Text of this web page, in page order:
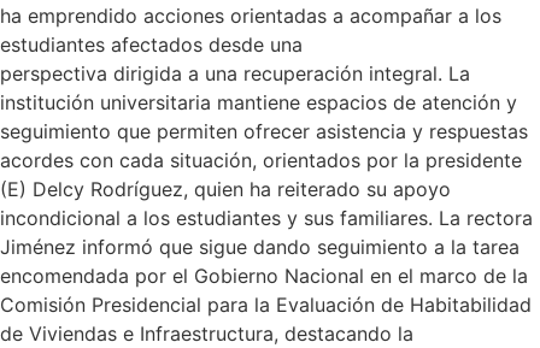
ha emprendido acciones orientadas a acompañar a los
estudiantes afectados desde una
perspectiva dirigida a una recuperación integral. La
institución universitaria mantiene espacios de atención y
seguimiento que permiten ofrecer asistencia y respuestas
acordes con cada situación, orientados por la presidente
(E) Delcy Rodríguez, quien ha reiterado su apoyo
incondicional a los estudiantes y sus familiares. La rectora
Jiménez informó que sigue dando seguimiento a la tarea
encomendada por el Gobierno Nacional en el marco de la
Comisión Presidencial para la Evaluación de Habitabilidad
de Viviendas e Infraestructura, destacando la